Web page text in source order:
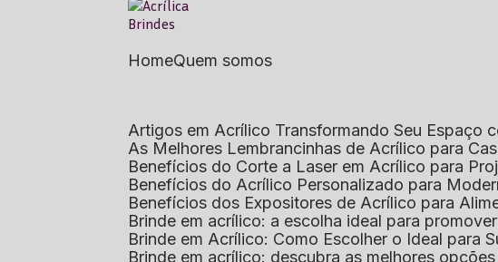
Home
Quem somos
Artigos em Acrílico Transformando Seu Espaço
As Melhores Lembrancinhas de Acrílico para
Benefícios do Corte a Laser em Acrílico para
Benefícios do Acrílico Personalizado para
Benefícios dos Expositores de Acrílico para
Brinde em acrílico: a escolha ideal para
Brinde em Acrílico: Como Escolher o Ideal para
Brinde em acrílico: descubra as melhores